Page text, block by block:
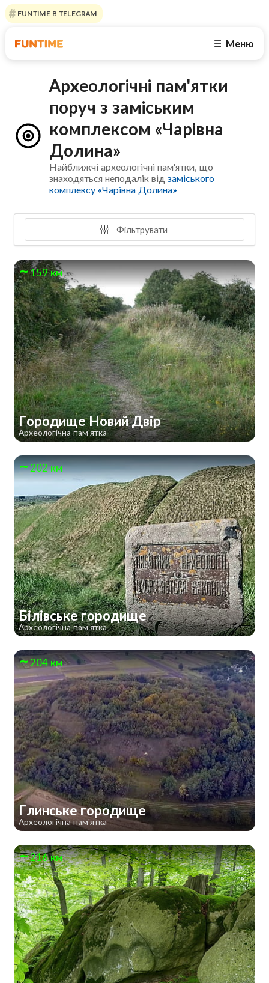
FUNTIME В TELEGRAM
☰ Меню
Археологічні пам'ятки
поруч з заміським
комплексом «Чарівна
Долина»
Найближчі археологічні пам'ятки, що
знаходяться неподалік відзаміського
комплексу «Чарівна Долина»
Фільтрувати
159 км
Городище Новий Двір
Археологічна пам'ятка
202 км
Білівське городище
Археологічна пам'ятка
204 км
Глинське городище
Археологічна пам'ятка
216 км